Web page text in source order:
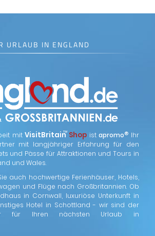
URLAUB IN ENGLAND
mitVisitBritain
™ Shop istapromo® Ihr
mit langjähriger Erfahrung für den
und Pässe für Attraktionen und Tours in
und Wales.
auch hochwertige Ferienhäuser, Hotels,
und Flüge nach Großbritannien. Ob
in Cornwall, luxuriöse Unterkunft in
Hotel in Schottland - wir sind der
für Ihren nächsten Urlaub in